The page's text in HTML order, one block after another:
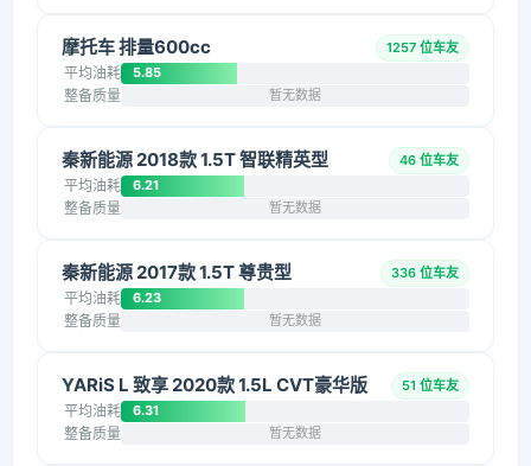
摩托车 排量600cc 1257 位车友
平均油耗 5.85
整备质量 暂无数据
秦新能源 2018款 1.5T 智联精英型 46 位车友
平均油耗 6.21
整备质量 暂无数据
秦新能源 2017款 1.5T 尊贵型 336 位车友
平均油耗 6.23
整备质量 暂无数据
YARiS L 致享 2020款 1.5L CVT豪华版 51 位车友
平均油耗 6.31
整备质量 暂无数据